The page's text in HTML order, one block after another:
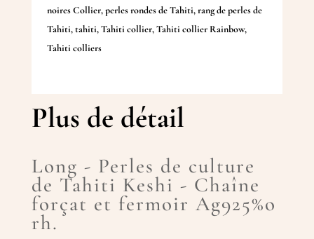
noires Collier,perles rondes de Tahiti,rang de perles de
Tahiti,tahiti,Tahiti collier,Tahiti collier Rainbow,
Tahiti colliers
Plus de détail
Long - Perles de culture
de Tahiti Keshi - Chaîne
forçat et fermoir Ag925%o
rh.